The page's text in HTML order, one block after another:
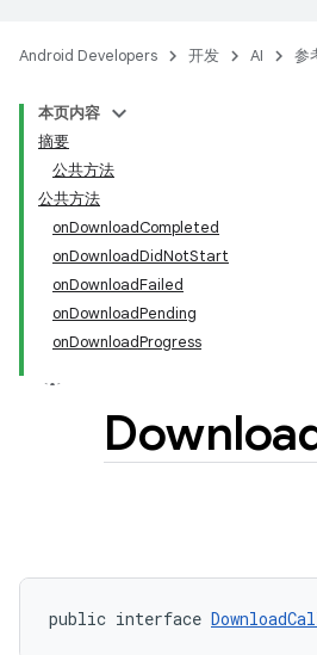
Android Developers 开发 AI 参
本页内容
摘要
公共方法
公共方法
onDownloadCompleted
onDownloadDidNotStart
onDownloadFailed
onDownloadPending
onDownloadProgress
public interface